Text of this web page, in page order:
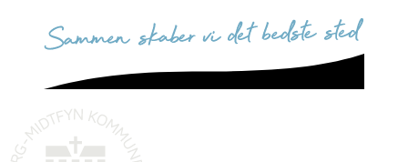
sammen skaber vi det bedste sted